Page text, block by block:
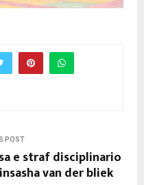
POST
e straf disciplinario
van der bliek